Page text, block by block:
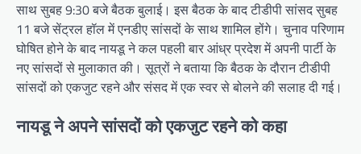
साथ सुबह 9:30 बजे बैठक बुलाई। इस बैठक के बाद टीडीपी सांसद सुबह
11 बजे सेंट्रल हॉल में एनडीए सांसदों के साथ शामिल होंगे। चुनाव परिणाम
घोषित होने के बाद नायडू ने कल पहली बार आंध्र प्रदेश में अपनी पार्टी के
नए सांसदों से मुलाकात की। सूत्रों ने बताया कि बैठक के दौरान टीडीपी
सांसदों को एकजुट रहने और संसद में एक स्वर से बोलने की सलाह दी गई।
नायडू ने अपने सांसदों को एकजुट रहने को कहा